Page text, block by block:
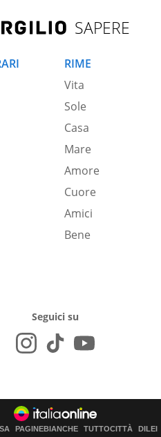
SAPERE
RIME
Vita
Sole
Casa
Mare
Amore
Cuore
Amici
Bene
Seguici su
PAGINEBIANCHE TUTTOCITTÀ DILEI